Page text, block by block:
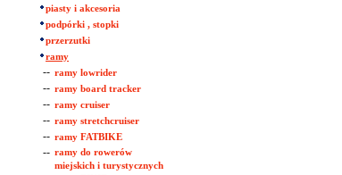
piasty i akcesoria
podpórki , stopki
przerzutki
ramy
-- ramy lowrider
-- ramy board tracker
-- ramy cruiser
-- ramy stretchcruiser
-- ramy FATBIKE
-- ramy do rowerów
miejskich i turystycznych